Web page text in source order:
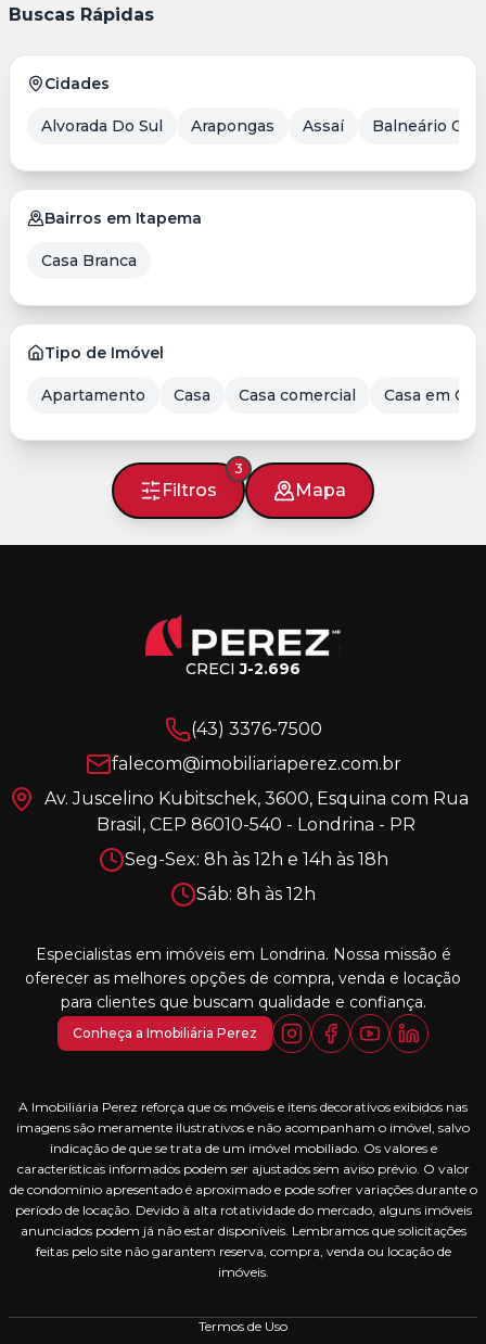
Filtros
3
Mapa
Buscas Rápidas
Cidades
Alvorada Do Sul Arapongas Assaí Balneário
Bairros em Itapema
Casa Branca
Tipo de Imóvel
Apartamento Casa Casa comercial Casa em
CRECIJ-2.696
(43) 3376-7500
falecom@imobiliariaperez.com.br
Av. Juscelino Kubitschek, 3600, Esquina com Rua
Brasil, CEP 86010-540 - Londrina - PR
Seg-Sex: 8h às 12h e 14h às 18h
Sáb: 8h às 12h
Especialistas em imóveis em Londrina. Nossa missão é
oferecer as melhores opções de compra, venda e locação
para clientes que buscam qualidade e confiança.
Conheça a Imobiliária Perez
A Imobiliária Perez reforça que os móveis e itens decorativos exibidos nas
imagens são meramente ilustrativos e não acompanham o imóvel, salvo
indicação de que se trata de um imóvel mobiliado. Os valores e
características informados podem ser ajustados sem aviso prévio. O valor
de condomínio apresentado é aproximado e pode sofrer variações durante o
período de locação. Devido à alta rotatividade do mercado, alguns imóveis
anunciados podem já não estar disponíveis. Lembramos que solicitações
feitas pelo site não garantem reserva, compra, venda ou locação de
imóveis.
Termos de Uso